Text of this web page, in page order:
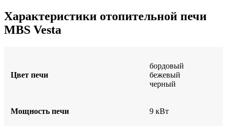
Характеристики отопительной печи
MBS Vesta
Цвет печи
бордовый
бежевый
черный
Мощность печи 9 кВт